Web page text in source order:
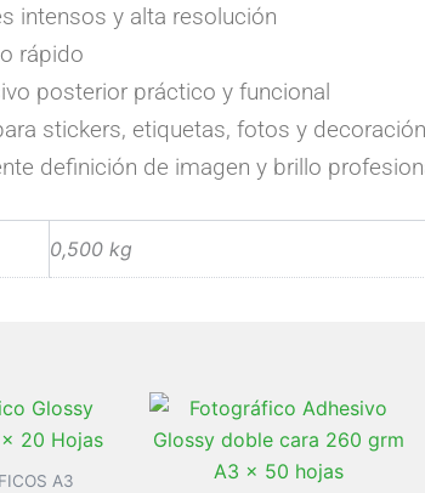
intensos y alta resolución
rápido
posterior práctico y funcional
stickers, etiquetas, fotos y decoración
definición de imagen y brillo
0,500 kg
A3